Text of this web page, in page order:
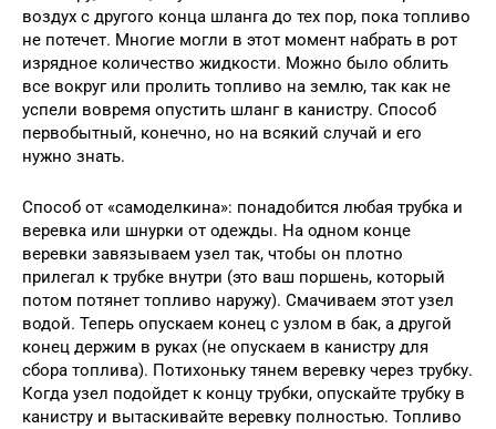
воздух с другого конца шланга до тех пор, пока топливо
не потечет. Многие могли в этот момент набрать в рот
изрядное количество жидкости. Можно было облить
все вокруг или пролить топливо на землю, так как не
успели вовремя опустить шланг в канистру. Способ
первобытный, конечно, но на всякий случай и его
нужно знать.
Способ от «самоделкина»: понадобится любая трубка и
веревка или шнурки от одежды. На одном конце
веревки завязываем узел так, чтобы он плотно
прилегал к трубке внутри (это ваш поршень, который
потом потянет топливо наружу). Смачиваем этот узел
водой. Теперь опускаем конец с узлом в бак, а другой
конец держим в руках (не опускаем в канистру для
сбора топлива). Потихоньку тянем веревку через трубку.
Когда узел подойдет к концу трубки, опускайте трубку в
канистру и вытаскивайте веревку полностью. Топливо